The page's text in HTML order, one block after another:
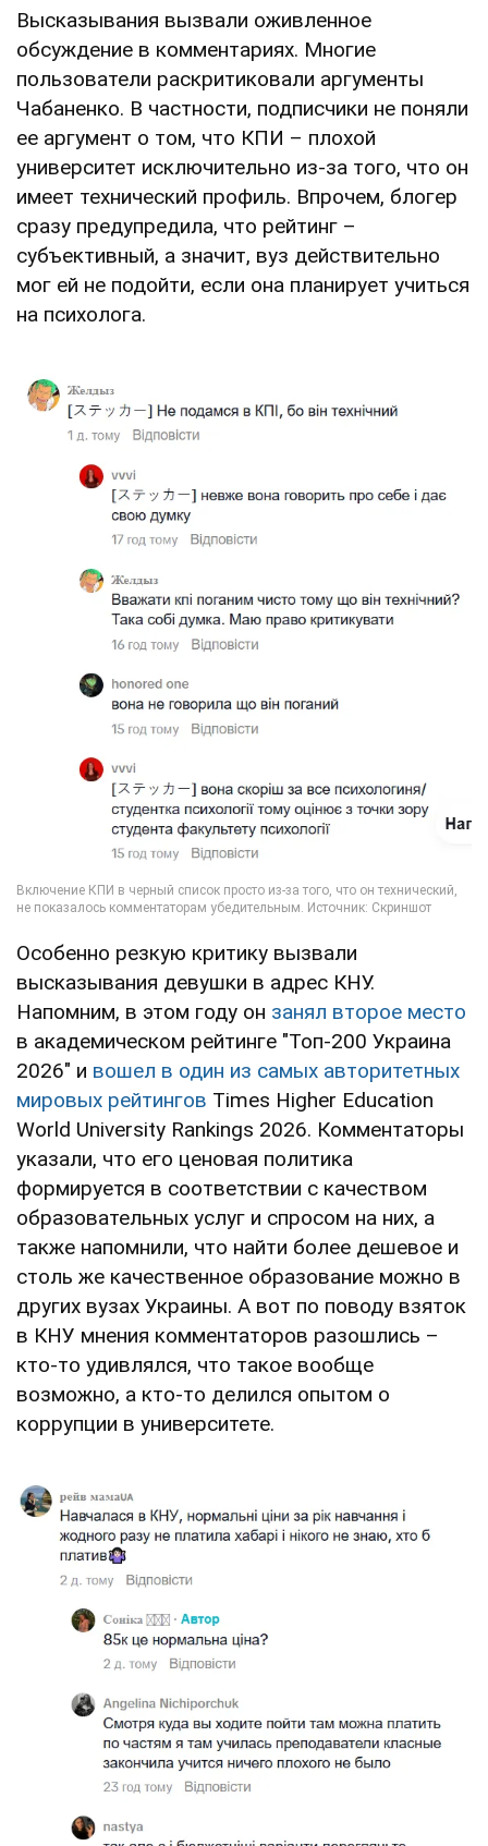
Высказывания вызвали оживленное
обсуждение в комментариях. Многие
пользователи раскритиковали аргументы
Чабаненко. В частности, подписчики не поняли
ее аргумент о том, что КПИ – плохой
университет исключительно из-за того, что он
имеет технический профиль. Впрочем, блогер
сразу предупредила, что рейтинг –
субъективный, а значит, вуз действительно
мог ей не подойти, если она планирует учиться
на психолога.
Особенно резкую критику вызвали
высказывания девушки в адрес КНУ.
Напомним, в этом году он занял второе место
в академическом рейтинге "Топ-200 Украина
2026" и вошел в один из самых авторитетных
мировых рейтингов Times Higher Education
World University Rankings 2026. Комментаторы
указали, что его ценовая политика
формируется в соответствии с качеством
образовательных услуг и спросом на них, а
также напомнили, что найти более дешевое и
столь же качественное образование можно в
других вузах Украины. А вот по поводу взяток
в КНУ мнения комментаторов разошлись –
кто-то удивлялся, что такое вообще
возможно, а кто-то делился опытом о
коррупции в университете.